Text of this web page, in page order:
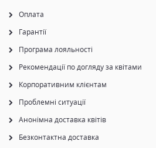
Оплата
Гарантії
Програма лояльності
Рекомендації по догляду за квітами
Корпоративним клієнтам
Проблемні ситуації
Анонімна доставка квітів
Безконтактна доставка